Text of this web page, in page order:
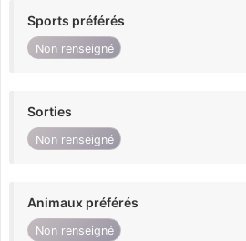
Sports préférés
Non renseigné
Sorties
Non renseigné
Animaux préférés
Non renseigné